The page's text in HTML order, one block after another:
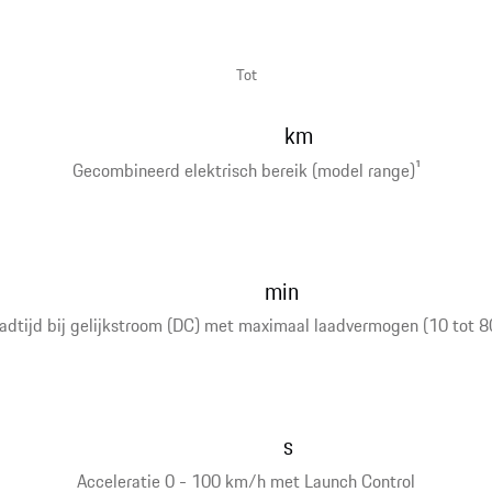
Gecombineerd elektrisch bereik (model range)1
Tot
km
bij gelijkstroom (DC) met maximaal laadvermogen (10 tot
min
Acceleratie 0 - 100 km/h met Launch Control
s